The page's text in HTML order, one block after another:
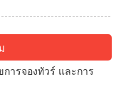
ารจองทัวร์ และการ